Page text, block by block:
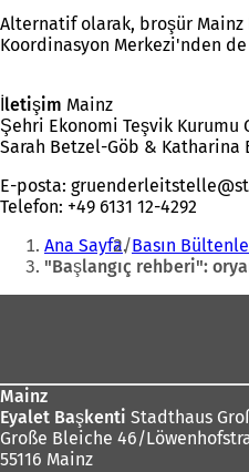
açılır)
Alternatif olarak, broşür
Koordinasyon Merkezi'nden
İletişim Mainz
Şehri Ekonomi Teşvik
Sarah Betzel-Göb & Katharina
E-posta: gruenderleitstelle
Telefon: +49 6131 12-4292
Buradasınız:
Ana Sayfa Basın
"Başlangıç rehberi":
Mainz
Eyalet Başkenti Stadthaus
Große Bleiche 46/
55116 Mainz